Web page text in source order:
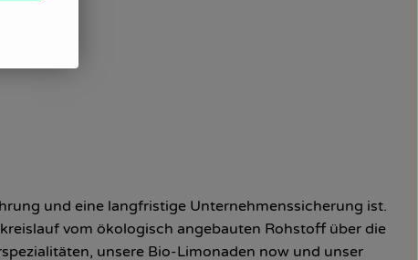
und eine langfristige Unternehmenssicherung ist.
vom ökologisch angebauten Rohstoff über die
unsere Bio-Limonaden now und unser